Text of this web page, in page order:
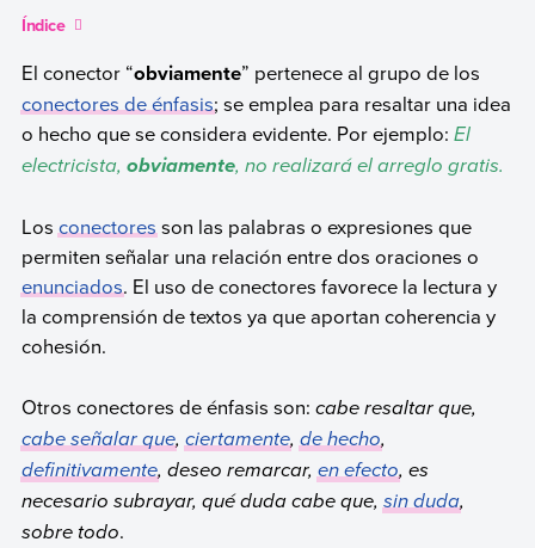
Índice
El conector “obviamente” pertenece al grupo de los
conectores de énfasis; se emplea para resaltar una idea
o hecho que se considera evidente. Por ejemplo: El
electricista, obviamente, no realizará el arreglo gratis.
Losconectoresson las palabras o expresiones que
permiten señalar una relación entre dos oraciones o
enunciados. El uso de conectores favorece la lectura y
la comprensión de textos ya que aportan coherencia y
cohesión.
Otros conectores de énfasis son: cabe resaltar que,
cabe señalar que,ciertamente,de hecho,
definitivamente, deseo remarcar,en efecto, es
necesario subrayar, qué duda cabe que,sin duda,
sobre todo.